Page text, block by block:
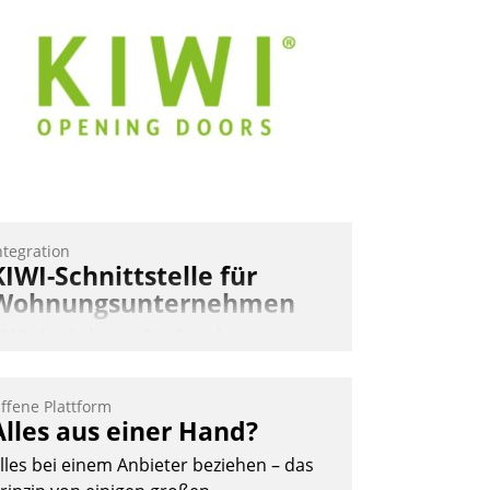
Dazwischen zeigte Datatrain, was es
Neues zu bieten hat.
Schnittstelle für
Datatrain.
Plattform
aus einer Hand?
bei einem Anbieter beziehen – das